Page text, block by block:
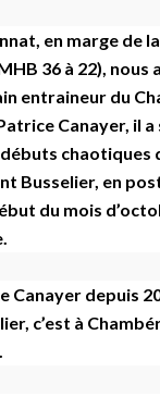
en marge de
36 à 22), nous
entraineur du
Canayer, il
chaotiques
Busselier, en
du mois
Canayer depuis
c’est à